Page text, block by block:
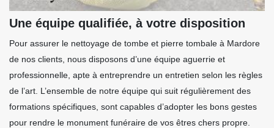
Une équipe qualifiée, à votre disposition
Pour assurer le nettoyage de tombe et pierre tombale à Mardore
de nos clients, nous disposons d’une équipe aguerrie et
professionnelle, apte à entreprendre un entretien selon les règles
de l’art. L’ensemble de notre équipe qui suit régulièrement des
formations spécifiques, sont capables d’adopter les bons gestes
pour rendre le monument funéraire de vos êtres chers propre.